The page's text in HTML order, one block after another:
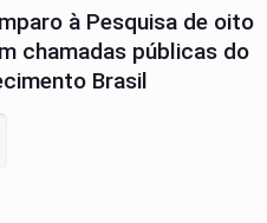
à Pesquisa de oito
chamadas públicas do
Brasil